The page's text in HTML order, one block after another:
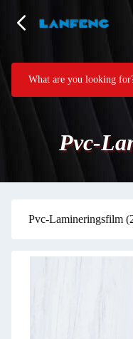
Pvc-
Pvc-Lamineringsfilm